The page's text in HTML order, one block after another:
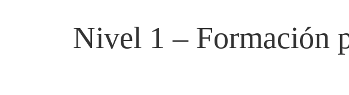
Nivel 1 – Formación